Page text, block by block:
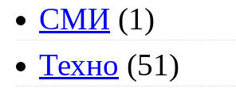
СМИ (1)
Техно (51)